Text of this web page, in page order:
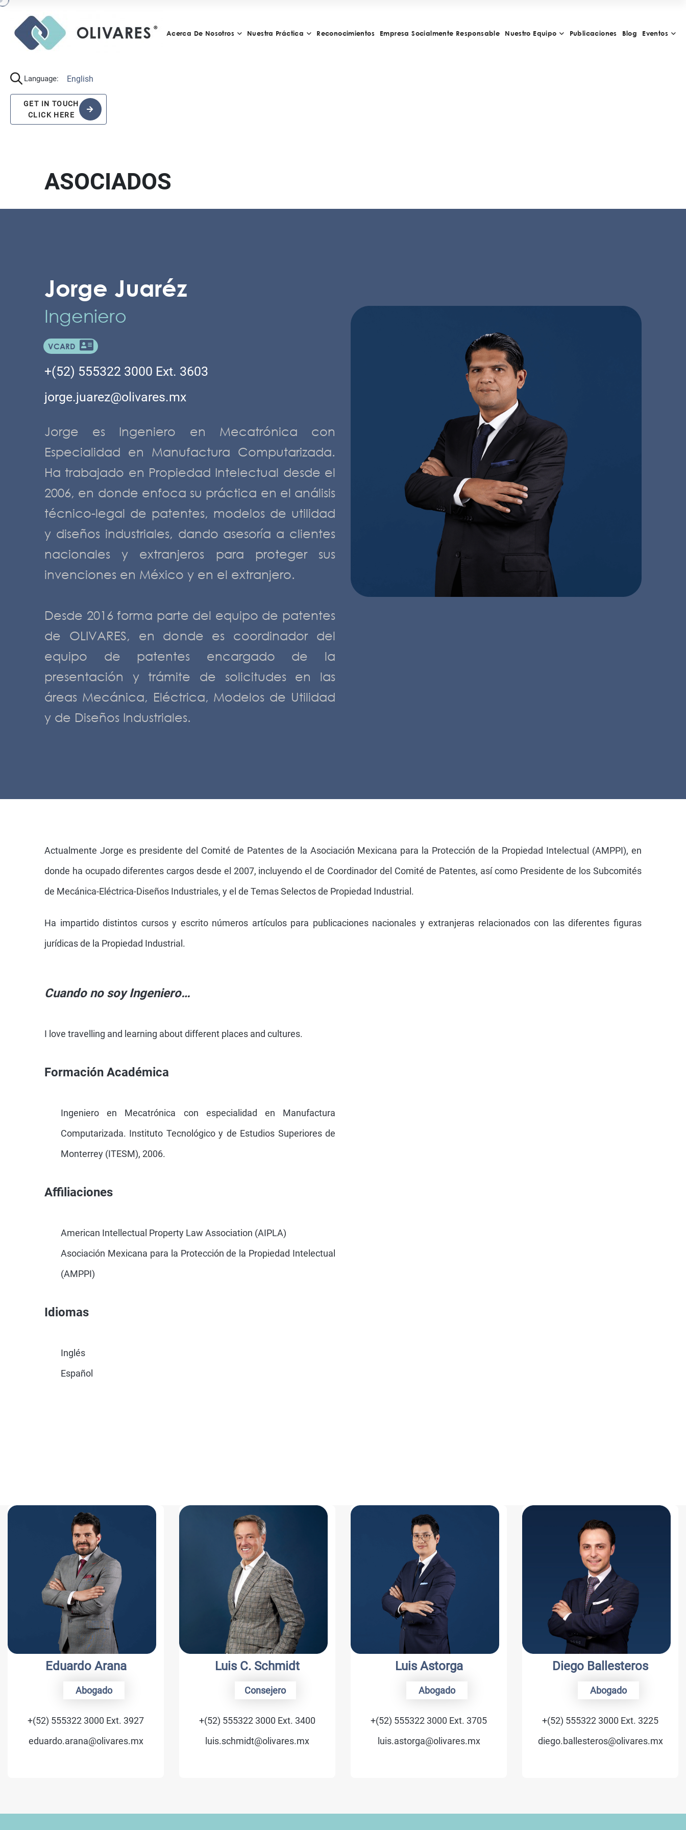
Acerca De Nosotros Nuestra Práctica Reconocimientos Empresa Socialmente Responsable Nuestro Equipo Publicaciones Blog Eventos
Language: English
GET IN TOUCH
CLICK HERE
ASOCIADOS
Jorge Juaréz
Ingeniero
VCARD
+(52) 555322 3000 Ext. 3603
jorge.juarez@olivares.mx
Jorge es Ingeniero en Mecatrónica con
Especialidad en Manufactura Computarizada.
Ha trabajado en Propiedad Intelectual desde el
2006, en donde enfoca su práctica en el análisis
técnico-legal de patentes, modelos de utilidad
y diseños industriales, dando asesoría a clientes
nacionales y extranjeros para proteger sus
invenciones en México y en el extranjero.
Desde 2016 forma parte del equipo de patentes
de OLIVARES, en donde es coordinador del
equipo de patentes encargado de la
presentación y trámite de solicitudes en las
áreas Mecánica, Eléctrica, Modelos de Utilidad
y de Diseños Industriales.
Actualmente Jorge es presidente del Comité de Patentes de la Asociación Mexicana para la Protección de la Propiedad Intelectual (AMPPI), en
donde ha ocupado diferentes cargos desde el 2007, incluyendo el de Coordinador del Comité de Patentes, así como Presidente de los Subcomités
de Mecánica-Eléctrica-Diseños Industriales, y el de Temas Selectos de Propiedad Industrial.
Ha impartido distintos cursos y escrito números artículos para publicaciones nacionales y extranjeras relacionados con las diferentes figuras
jurídicas de la Propiedad Industrial.
Cuando no soy Ingeniero…
I love travelling and learning about different places and cultures.
Formación Académica
Ingeniero en Mecatrónica con especialidad en Manufactura
Computarizada. Instituto Tecnológico y de Estudios Superiores de
Monterrey (ITESM), 2006.
Affiliaciones
American Intellectual Property Law Association (AIPLA)
Asociación Mexicana para la Protección de la Propiedad Intelectual
(AMPPI)
Idiomas
Inglés
Español
Eduardo Arana
Abogado
+(52) 555322 3000 Ext. 3927
eduardo.arana@olivares.mx
Luis C. Schmidt
Consejero
+(52) 555322 3000 Ext. 3400
luis.schmidt@olivares.mx
Luis Astorga
Abogado
+(52) 555322 3000 Ext. 3705
luis.astorga@olivares.mx
Diego Ballesteros
Abogado
+(52) 555322 3000 Ext. 3225
diego.ballesteros@olivares.mx